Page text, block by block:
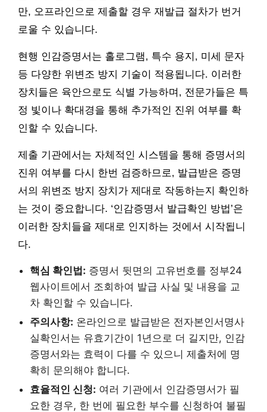
만, 오프라인으로 제출할 경우 재발급 절차가 번거
로울 수 있습니다.
현행 인감증명서는 홀로그램, 특수 용지, 미세 문자
등 다양한 위변조 방지 기술이 적용됩니다. 이러한
장치들은 육안으로도 식별 가능하며, 전문가들은 특
정 빛이나 확대경을 통해 추가적인 진위 여부를 확
인할 수 있습니다.
제출 기관에서는 자체적인 시스템을 통해 증명서의
진위 여부를 다시 한번 검증하므로, 발급받은 증명
서의 위변조 방지 장치가 제대로 작동하는지 확인하
는 것이 중요합니다. ‘인감증명서 발급확인 방법’은
이러한 장치들을 제대로 인지하는 것에서 시작됩니
다.
핵심 확인법: 증명서 뒷면의 고유번호를 정부24
웹사이트에서 조회하여 발급 사실 및 내용을 교
차 확인할 수 있습니다.
주의사항: 온라인으로 발급받은 전자본인서명사
실확인서는 유효기간이 1년으로 더 길지만, 인감
증명서와는 효력이 다를 수 있으니 제출처에 명
확히 문의해야 합니다.
효율적인 신청: 여러 기관에서 인감증명서가 필
요한 경우, 한 번에 필요한 부수를 신청하여 불필